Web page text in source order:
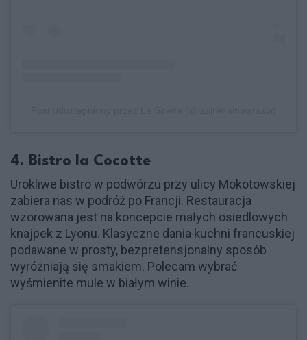
4. Bistro la Cocotte
Urokliwe bistro w podwórzu przy ulicy Mokotowskiej
zabiera nas w podróż po Francji. Restauracja
wzorowana jest na koncepcie małych osiedlowych
knajpek z Lyonu. Klasyczne dania kuchni francuskiej
podawane w prosty, bezpretensjonalny sposób
wyróżniają się smakiem. Polecam wybrać
wyśmienite mule w białym winie.